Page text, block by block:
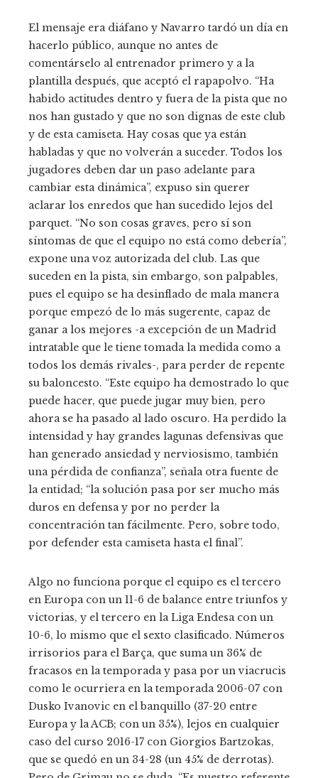
El mensaje era diáfano y Navarro tardó un día en
hacerlo público, aunque no antes de
comentárselo al entrenador primero y a la
plantilla después, que aceptó el rapapolvo. “Ha
habido actitudes dentro y fuera de la pista que no
nos han gustado y que no son dignas de este club
y de esta camiseta. Hay cosas que ya están
habladas y que no volverán a suceder. Todos los
jugadores deben dar un paso adelante para
cambiar esta dinámica”, expuso sin querer
aclarar los enredos que han sucedido lejos del
parquet. “No son cosas graves, pero sí son
síntomas de que el equipo no está como debería”,
expone una voz autorizada del club. Las que
suceden en la pista, sin embargo, son palpables,
pues el equipo se ha desinflado de mala manera
porque empezó de lo más sugerente, capaz de
ganar a los mejores -a excepción de un Madrid
intratable que le tiene tomada la medida como a
todos los demás rivales-, para perder de repente
su baloncesto. “Este equipo ha demostrado lo que
puede hacer, que puede jugar muy bien, pero
ahora se ha pasado al lado oscuro. Ha perdido la
intensidad y hay grandes lagunas defensivas que
han generado ansiedad y nerviosismo, también
una pérdida de confianza”, señala otra fuente de
la entidad; “la solución pasa por ser mucho más
duros en defensa y por no perder la
concentración tan fácilmente. Pero, sobre todo,
por defender esta camiseta hasta el final”.
Algo no funciona porque el equipo es el tercero
en Europa con un 11-6 de balance entre triunfos y
victorias, y el tercero en la Liga Endesa con un
10-6, lo mismo que el sexto clasificado. Números
irrisorios para el Barça, que suma un 36% de
fracasos en la temporada y pasa por un viacrucis
como le ocurriera en la temporada 2006-07 con
Dusko Ivanovic en el banquillo (37-20 entre
Europa y la ACB; con un 35%), lejos en cualquier
caso del curso 2016-17 con Giorgios Bartzokas,
que se quedó en un 34-28 (un 45% de derrotas).